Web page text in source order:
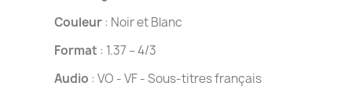
Couleur: Noir et Blanc
Format : 1.37 – 4/3
Audio : VO - VF - Sous-titres français